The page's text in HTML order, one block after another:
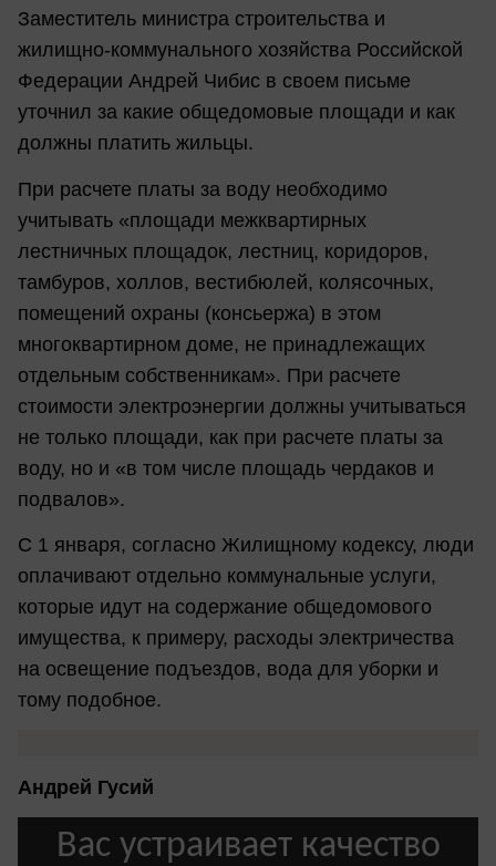
Заместитель министра строительства и
жилищно-коммунального хозяйства Российской
Федерации Андрей Чибис в своем письме
уточнил за какие общедомовые площади и как
должны платить жильцы.
При расчете платы за воду необходимо
учитывать «площади межквартирных
лестничных площадок, лестниц, коридоров,
тамбуров, холлов, вестибюлей, колясочных,
помещений охраны (консьержа) в этом
многоквартирном доме, не принадлежащих
отдельным собственникам». При расчете
стоимости электроэнергии должны учитываться
не только площади, как при расчете платы за
воду, но и «в том числе площадь чердаков и
подвалов».
С 1 января, согласно Жилищному кодексу, люди
оплачивают отдельно коммунальные услуги,
которые идут на содержание общедомового
имущества, к примеру, расходы электричества
на освещение подъездов, вода для уборки и
тому подобное.
Андрей Гусий